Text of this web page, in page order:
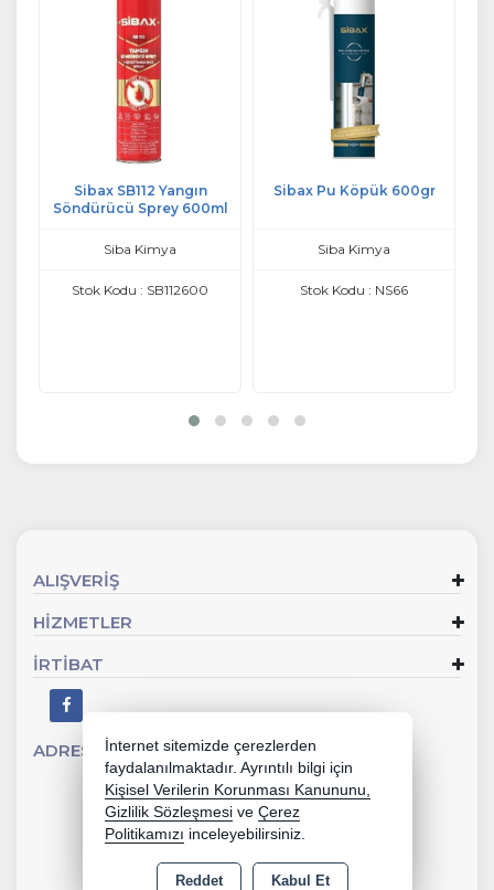
Sibax SB112 Yangın
Söndürücü Sprey 600ml
Siba Kimya
Stok Kodu : SB112600
Sibax Pu Köpük 600gr
Siba Kimya
Stok Kodu : NS66
ALIŞVERİŞ
HİZMETLER
İRTİBAT
ADRES Sevgi Mahallesi 902 Sk No:2 Gaziemir - İZMİR
İnternet sitemizde çerezlerden
faydalanılmaktadır. Ayrıntılı bilgi için
Kişisel Verilerin Korunması Kanununu,
Gizlilik Sözleşmesi ve Çerez
Politikamızı inceleyebilirsiniz.
Reddet Kabul Et